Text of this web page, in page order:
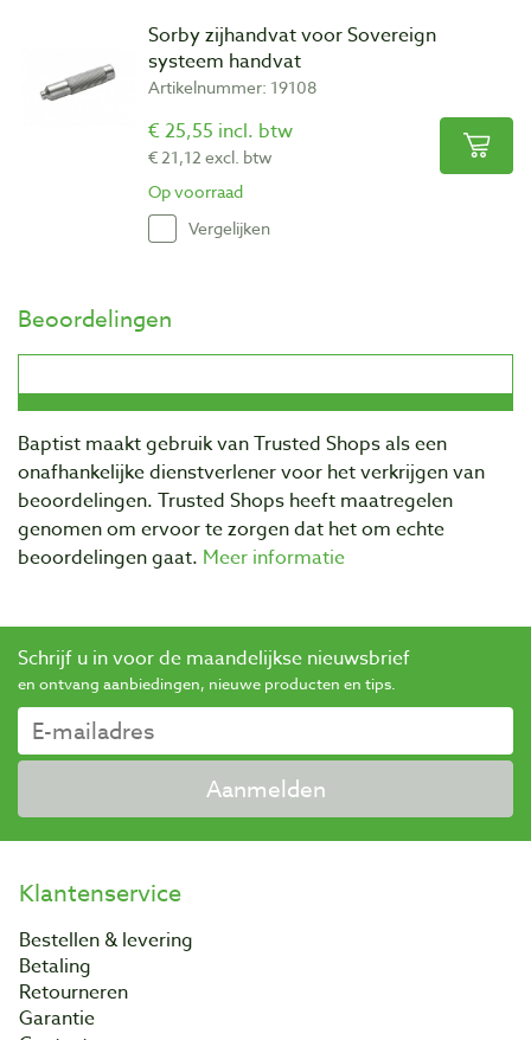
Sorby zijhandvat voor Sovereign
systeem handvat
Artikelnummer: 19108
€ 25,55 incl. btw
€ 21,12 excl. btw
Op voorraad
Vergelijken
Beoordelingen
Baptist maakt gebruik van Trusted Shops als een
onafhankelijke dienstverlener voor het verkrijgen van
beoordelingen. Trusted Shops heeft maatregelen
genomen om ervoor te zorgen dat het om echte
beoordelingen gaat. Meer informatie
Schrijf u in voor de maandelijkse nieuwsbrief
en ontvang aanbiedingen, nieuwe producten en tips.
Aanmelden
Klantenservice
Bestellen & levering
Betaling
Retourneren
Garantie